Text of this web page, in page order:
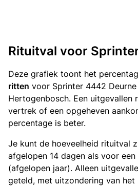
Rituitval voor
Deze grafiek toont het
ritten voor Sprinter 4442
Hertogenbosch. Een uitgevallen
vertrek of een opgeheven
percentage is beter.
Je kunt de hoeveelheid rituitval
afgelopen 14 dagen als voor
(afgelopen jaar). Alleen
geteld, met uitzondering van